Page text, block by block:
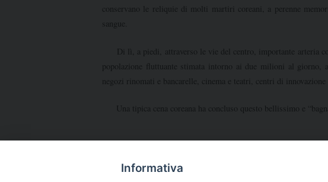
conservano le reliquie di molti martiri coreani, a perenne
sangue.
Di lì, a piedi, attraverso le vie del centro, importante arteria
popolazione fluttuante stimata intorno ai due milioni al giorno,
negozi rinomati e bancarelle, cinema e teatri, centri di
Una tipica cena coreana ha concluso questo bellissimo e
inf10
Informativa